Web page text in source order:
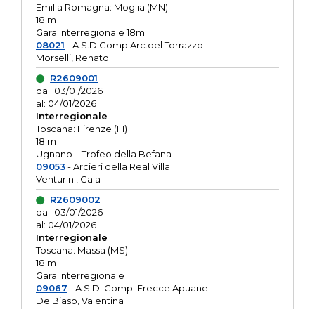
Emilia Romagna: Moglia (MN)
18 m
Gara interregionale 18m
08021 - A.S.D.Comp.Arc.del Torrazzo
Morselli, Renato
R2609001
dal: 03/01/2026
al: 04/01/2026
Interregionale
Toscana: Firenze (FI)
18 m
Ugnano – Trofeo della Befana
09053- Arcieri della Real Villa
Venturini, Gaia
R2609002
dal: 03/01/2026
al: 04/01/2026
Interregionale
Toscana: Massa (MS)
18 m
Gara Interregionale
09067 - A.S.D. Comp. Frecce Apuane
De Biaso, Valentina